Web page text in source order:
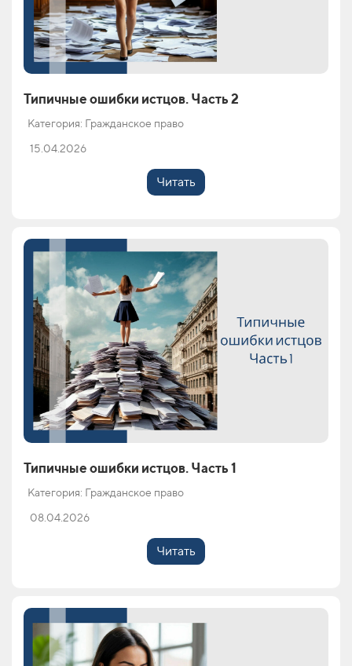
Типичные ошибки истцов. Часть 2
Категория: Гражданское право
15.04.2026
Читать
Типичные ошибки истцов. Часть 1
Категория: Гражданское право
08.04.2026
Читать